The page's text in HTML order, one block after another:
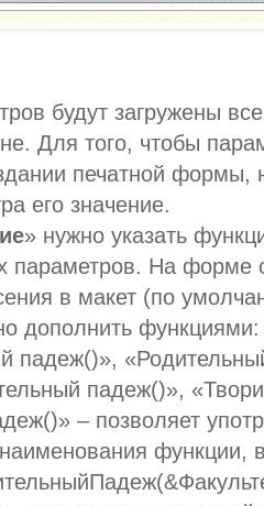
будут загружены
Для того, чтобы
печатной формы,
его значение.
» нужно указать
параметров. На форме
в макет (по
дополнить функциями:
падеж()»,
падеж()»,
– позволяет
наименования